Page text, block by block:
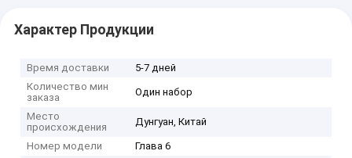
Характер Продукции
Время доставки
5-7 дней
Количество мин
заказа
Один набор
Место
происхождения
Дунгуан, Китай
Номер модели
Глава 6